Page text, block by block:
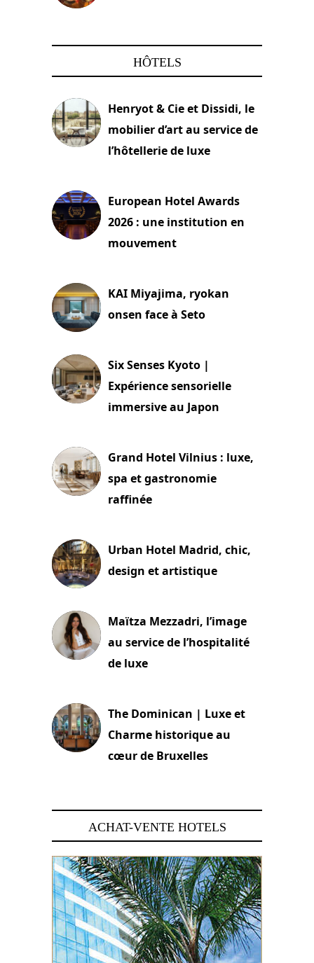
HÔTELS
Henryot & Cie et Dissidi, le
mobilier d’art au service de
l’hôtellerie de luxe
European Hotel Awards
2026 : une institution en
mouvement
KAI Miyajima, ryokan
onsen face à Seto
Six Senses Kyoto |
Expérience sensorielle
immersive au Japon
Grand Hotel Vilnius : luxe,
spa et gastronomie
raffinée
Urban Hotel Madrid, chic,
design et artistique
Maïtza Mezzadri, l’image
au service de l’hospitalité
de luxe
The Dominican | Luxe et
Charme historique au
cœur de Bruxelles
ACHAT-VENTE HOTELS